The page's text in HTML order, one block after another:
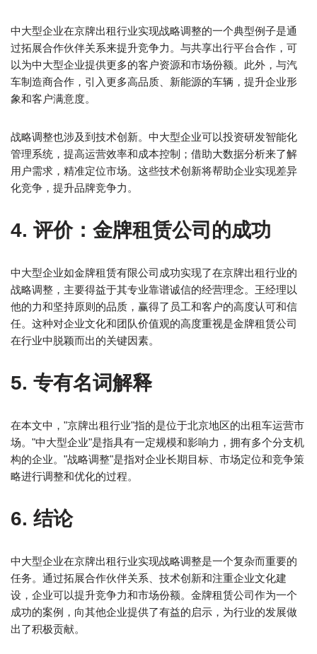
中大型企业在京牌出租行业实现战略调整的一个典型例子是通
过拓展合作伙伴关系来提升竞争力。与共享出行平台合作，可
以为中大型企业提供更多的客户资源和市场份额。此外，与汽
车制造商合作，引入更多高品质、新能源的车辆，提升企业形
象和客户满意度。
战略调整也涉及到技术创新。中大型企业可以投资研发智能化
管理系统，提高运营效率和成本控制；借助大数据分析来了解
用户需求，精准定位市场。这些技术创新将帮助企业实现差异
化竞争，提升品牌竞争力。
4. 评价：金牌租赁公司的成功
中大型企业如金牌租赁有限公司成功实现了在京牌出租行业的
战略调整，主要得益于其专业靠谱诚信的经营理念。王经理以
他的力和坚持原则的品质，赢得了员工和客户的高度认可和信
任。这种对企业文化和团队价值观的高度重视是金牌租赁公司
在行业中脱颖而出的关键因素。
5. 专有名词解释
在本文中，"京牌出租行业"指的是位于北京地区的出租车运营市
场。"中大型企业"是指具有一定规模和影响力，拥有多个分支机
构的企业。"战略调整"是指对企业长期目标、市场定位和竞争策
略进行调整和优化的过程。
6. 结论
中大型企业在京牌出租行业实现战略调整是一个复杂而重要的
任务。通过拓展合作伙伴关系、技术创新和注重企业文化建
设，企业可以提升竞争力和市场份额。金牌租赁公司作为一个
成功的案例，向其他企业提供了有益的启示，为行业的发展做
出了积极贡献。